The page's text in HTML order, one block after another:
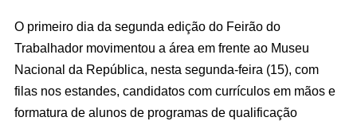
O primeiro dia da segunda edição do Feirão do
Trabalhador movimentou a área em frente ao Museu
Nacional da República, nesta segunda-feira (15), com
filas nos estandes, candidatos com currículos em mãos e
formatura de alunos de programas de qualificação